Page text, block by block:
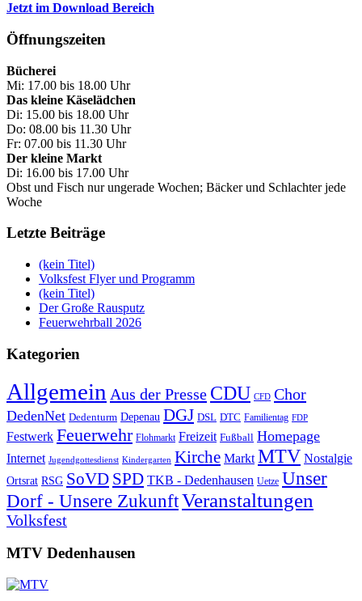
Jetzt im Download Bereich
Öffnungszeiten
Bücherei
Mi: 17.00 bis 18.00 Uhr
Das kleine Käselädchen
Di: 15.00 bis 18.00 Uhr
Do: 08.00 bis 11.30 Uhr
Fr: 07.00 bis 11.30 Uhr
Der kleine Markt
Di: 16.00 bis 17.00 Uhr
Obst und Fisch nur ungerade Wochen; Bäcker und Schlachter jede
Woche
Letzte Beiträge
(kein Titel)
Volksfest Flyer und Programm
(kein Titel)
Der Große Rausputz
Feuerwehrball 2026
Kategorien
Allgemein Aus der Presse CDU CFD Chor
DedenNet Dedenturm Depenau DGJ DSL DTC Familientag FDP
Festwerk Feuerwehr Flohmarkt Freizeit Fußball Homepage
Internet Jugendgottesdienst Kindergarten Kirche Markt MTV Nostalgie
Ortsrat RSG SoVD SPD TKB - Dedenhausen Uetze Unser
Dorf - Unsere ZukunftVeranstaltungen
Volksfest
MTV Dedenhausen